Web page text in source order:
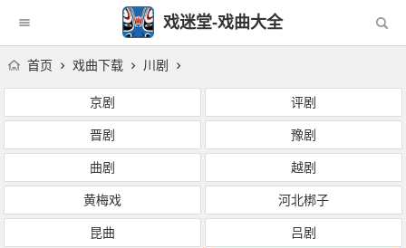
戏迷堂-戏曲大全
首页 戏曲下载 川剧
京剧 评剧
晋剧 豫剧
曲剧 越剧
黄梅戏 河北梆子
昆曲 吕剧